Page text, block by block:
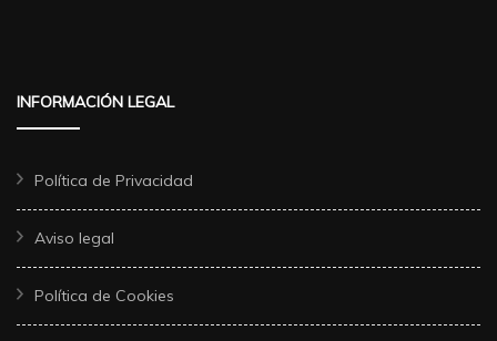
INFORMACIÓN LEGAL
Política de Privacidad
Aviso legal
Política de Cookies